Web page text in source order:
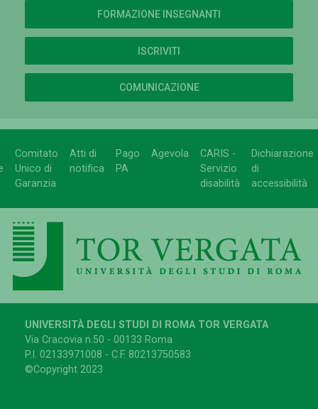
FORMAZIONE INSEGNANTI
ISCRIVITI
COMUNICAZIONE
Comitato
Unico di
Garanzia
Atti di
notifica
Pago
PA
Agevola
CARIS -
Servizio
disabilità
Dichiarazione
di
accessibilità
UNIVERSITÀ DEGLI STUDI DI ROMA TOR VERGATA
Via Cracovia n.50 - 00133 Roma
P.I. 02133971008 - C.F. 80213750583
©Copyright 2023